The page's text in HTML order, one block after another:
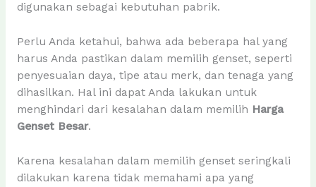
digunakan sebagai kebutuhan pabrik.
Perlu Anda ketahui, bahwa ada beberapa hal yang
harus Anda pastikan dalam memilih genset, seperti
penyesuaian daya, tipe atau merk, dan tenaga yang
dihasilkan. Hal ini dapat Anda lakukan untuk
menghindari dari kesalahan dalam memilih Harga
Genset Besar.
Karena kesalahan dalam memilih genset seringkali
dilakukan karena tidak memahami apa yang